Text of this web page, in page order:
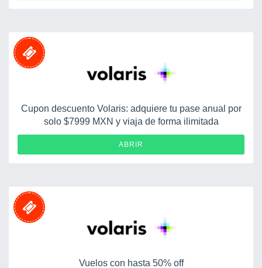
Cupon descuento Volaris: adquiere tu pase anual por
solo $7999 MXN y viaja de forma ilimitada
ABRIR
Vuelos con hasta 50% off